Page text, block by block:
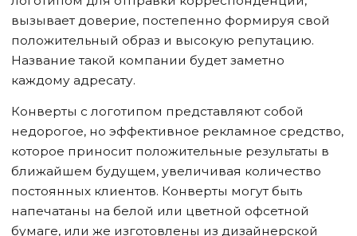
вызывает доверие, постепенно формируя свой
положительный образ и высокую репутацию.
Название такой компании будет заметно
каждому адресату.
Конверты с логотипом представляют собой
недорогое, но эффективное рекламное средство,
которое приносит положительные результаты в
ближайшем будущем, увеличивая количество
постоянных клиентов. Конверты могут быть
напечатаны на белой или цветной офсетной
бумаге, или же изготовлены из дизайнерской